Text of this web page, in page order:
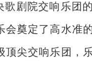
歌剧院交响乐团
会奠定了高水准
顶尖交响乐团，